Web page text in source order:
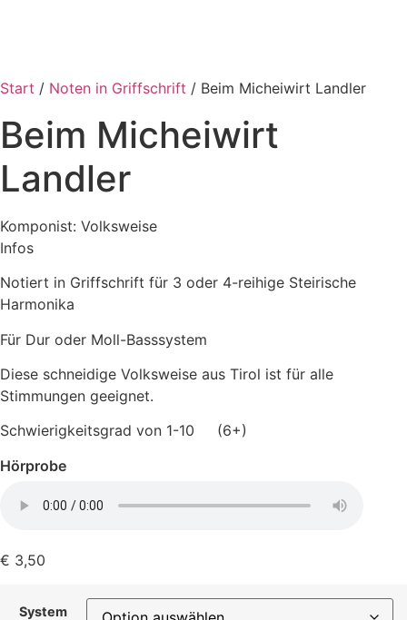
Start / Noten in Griffschrift / Beim Micheiwirt Landler
Beim Micheiwirt
Landler
Komponist: Volksweise
Infos
Notiert in Griffschrift für 3 oder 4-reihige Steirische
Harmonika
Für Dur oder Moll-Basssystem
Diese schneidige Volksweise aus Tirol ist für alle
Stimmungen geeignet.
Schwierigkeitsgrad von 1-10 (6+)
Hörprobe
€ 3,50
System